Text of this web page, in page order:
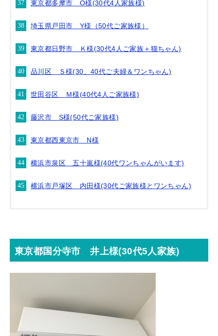
東京都多摩市 O様(30代4人家族様)
埼玉県戸田市 Y様（50代ご家族様）
東京都日野市 Ｋ様(30代4人ご家族＋猫ちゃん)
品川区 Ｓ様(30、40代ご夫婦＆ワンちゃん)
世田谷区 Ｍ様(40代4人ご家族様)
藤沢市 S様(50代ご家族様)
東京都西東京市 N様
横浜市泉区 五十嵐様(40代ワンちゃんがいます)
横浜市戸塚区 内田様(30代ご家族様とワンちゃん)
東京都国分寺市 井上様(30代5人家族)